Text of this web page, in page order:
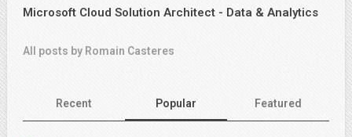
Microsoft Cloud Solution Architect - Data & Analytics
All posts by Romain Casteres
Recent Popular Featured